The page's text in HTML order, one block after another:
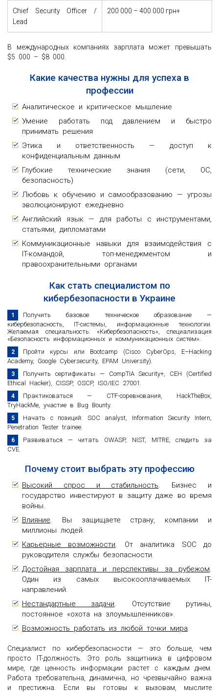
Chief Security Officer /
Lead
200 000 – 400 000 грн+
В международных компаниях зарплата может превышать
$5 000 – $8 000.
Какие качества нужны для успеха в
профессии
Аналитическое и критическое мышление
Умение работать под давлением и быстро
принимать решения
Этика и ответственность — доступ к
конфиденциальным данным
Глубокие технические знания (сети, ОС,
безопасность)
Любовь к обучению и самообразованию — угрозы
эволюционируют ежедневно
Английский язык — для работы с инструментами,
статьями, дипломатами
Коммуникационные навыки для взаимодействия с
IT-командой, топ-менеджментом и
правоохранительными органами
Как стать специалистом по
кибербезопасности в Украине
Получить базовое техническое образование —
кибербезопасность, IT-системы, информационные технологии.
Желаемая специальность: «Кибербезопасность», специализация
«Безопасность информационных и коммуникационных систем».
Пройти курсы или Bootcamp (Cisco CyberOps, E–Hacking
Academy, Google Cybersecurity, EPAM University).
Получить сертификаты — CompTIA Security+, CEH (Certified
Ethical Hacker), CISSP, OSCP, ISO/IEC 27001.
Практиковаться — CTF-соревнования, HackTheBox,
TryHackMe, участие в Bug Bounty.
Начать с позиций: SOC analyst, Information Security Intern,
Penetration Tester trainee.
Развиваться — читать OWASP, NIST, MITRE, следить за
CVE.
Почему стоит выбрать эту профессию
Высокий спрос и стабильность. Бизнес и
государство инвестируют в защиту даже во время
войны.
Влияние. Вы защищаете страну, компании и
миллионы людей.
Карьерные возможности. От аналитика SOC до
руководителя службы безопасности.
Достойная зарплата и перспективы за рубежом.
Один из самых высокооплачиваемых IT-
направлений.
Нестандартные задачи. Отсутствие рутины,
постоянное «охота на злоумышленников».
Возможность работать из любой точки мира.
Специалист по кибербезопасности — это больше, чем
просто IT-должность. Это роль защитника в цифровом
мире, где ценность информации растет с каждым днем.
Работа требовательна, динамична, но чрезвычайно важна
и престижна. Если вы готовы к вызовам, мыслите